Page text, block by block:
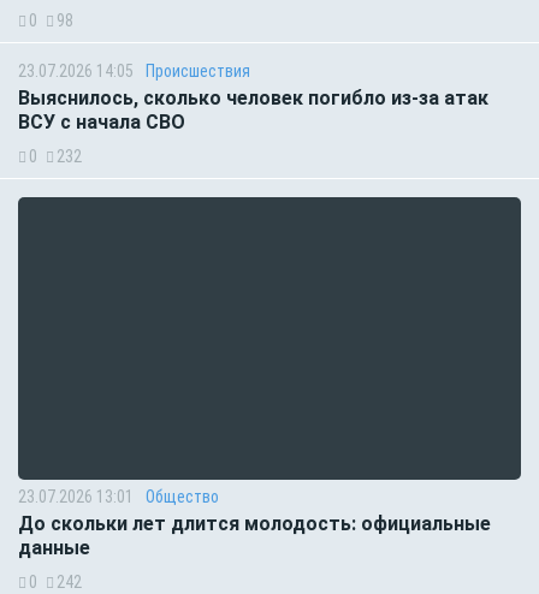
0 98
23.07.2026 14:05 Происшествия
Выяснилось, сколько человек погибло из-за атак
ВСУ с начала СВО
0 232
23.07.2026 13:01 Общество
До скольки лет длится молодость: официальные
данные
0 242